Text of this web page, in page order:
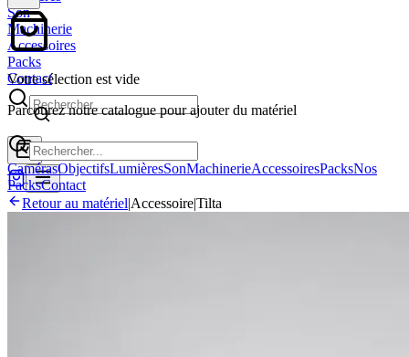
Son
Machinerie
Accessoires
Packs
Contact
Votre sélection est vide
Parcourez notre catalogue pour ajouter du matériel
CamérasObjectifsLumièresSonMachinerieAccessoiresPacksNos
PacksContact
Retour au matériel|Accessoire|Tilta